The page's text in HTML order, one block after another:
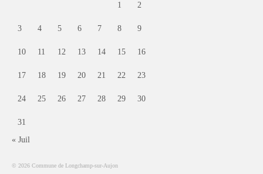
1 2
3 4 5 6 7 8 9
10 11 12 13 14 15 16
17 18 19 20 21 22 23
24 25 26 27 28 29 30
31
« Juil
© 2026 Commune de Longchamp-sur-Aujon